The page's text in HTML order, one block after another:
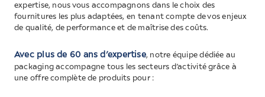
expertise, nous vous accompagnons dans le choix des
fournitures les plus adaptées, en tenant compte de vos enjeux
de qualité, de performance et de maîtrise des coûts.
Avec plus de 60 ans d’expertise, notre équipe dédiée au
packaging accompagne tous les secteurs d’activité grâce à
une offre complète de produits pour :